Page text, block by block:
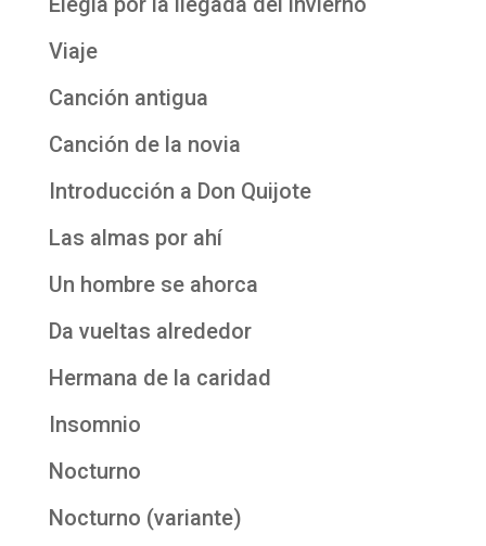
Viaje
Canción antigua
Canción de la novia
Introducción a Don Quijote
Las almas por ahí
Un hombre se ahorca
Da vueltas alrededor
Hermana de la caridad
Insomnio
Nocturno
Nocturno (variante)